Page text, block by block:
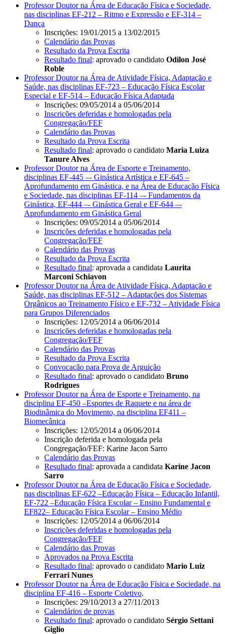
Professor Doutor na Área de Educação Física e Sociedade,
nas disciplinas EF-212 – Ritmo e Expressão e EF-314 –
Dança
Inscrições: 19/01/2015 a 13/02/2015
Calendário das Provas
Resultado da Prova Escrita
Resultado final: aprovado o candidato Odilon José
Roble
Professor Doutor na Área de Atividade Física, Adaptação e
Saúde, nas disciplinas EF-723 – Educação Física Escolar
Especial e EF-514 – Educação Física Adaptada
Inscrições: 09/05/2014 a 05/06/2014
Inscrições deferidas e homologadas pela
Congregação/FEF
Calendário das Provas
Resultado da Prova Escrita
Resultado final: aprovado o candidato Maria Luiza
Tanure Alves
Professor Doutor na Área de Esporte e Treinamento,
disciplinas EF-445 –- Ginástica Artística e EF-645 –
Aprofundamento em Ginástica, e na Área de Educação Física
e Sociedade, nas disciplinas EF-114 –- Fundamentos da
Ginástica, EF-444 –- Ginástica Geral e EF-644 –-
Aprofundamento em Ginástica Geral
Inscrições: 09/05/2014 a 05/06/2014
Inscrições deferidas e homologadas pela
Congregação/FEF
Calendário das Provas
Resultado da Prova Escrita
Resultado final: aprovada a candidata Laurita
Marconi Schiavon
Professor Doutor na Área de Atividade Física, Adaptação e
Saúde, nas disciplinas EF-512 – Adaptações dos Sistemas
Orgânicos ao Treinamento Físico e EF-732 – Atividade Física
para Grupos Diferenciados
Inscrições: 12/05/2014 a 06/06/2014
Inscrições deferidas e homologadas pela
Congregação/FEF
Calendário das Provas
Resultado da Prova Escrita
Convocação para Prova de Arguição
Resultado final: aprovado o candidato Bruno
Rodrigues
Professor Doutor na Área de Esporte e Treinamento, na
disciplina EF-450 –Esportes de Raquete e na área de
Biodinâmica do Movimento, na disciplina EF411 –
Biomecânica
Inscrições: 12/05/2014 a 06/06/2014
Inscrição deferida e homologada pela
Congregação/FEF: Karine Jacon Sarro
Calendário das Provas
Resultado final: aprovada a candidata Karine Jacon
Sarro
Professor Doutor na Área de Educação Física e Sociedade,
nas disciplinas EF-622 –Educação Física – Educação Infantil,
EF-722 –Educação Física Escolar – Ensino Fundamental e
EF822– Educação Física Escolar – Ensino Médio
Inscrições: 12/05/2014 a 06/06/2014
Inscrições deferidas e homologadas pela
Congregação/FEF
Calendário das Provas
Aprovados na Prova Escrita
Resultado final: aprovado o candidato Mario Luiz
Ferrari Nunes
Professor Doutor na Área de Educação Física e Sociedade, na
disciplina EF-416 – Esporte Coletivo.
Inscrições: 29/10/2013 a 27/11/2013
Calendários de provas
Resultado final: aprovado o candidato Sérgio Settani
Giglio